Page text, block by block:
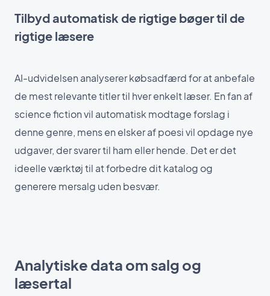
Tilbyd automatisk de rigtige bøger til de
rigtige læsere
AI-udvidelsen analyserer købsadfærd for at anbefale
de mest relevante titler til hver enkelt læser. En fan af
science fiction vil automatisk modtage forslag i
denne genre, mens en elsker af poesi vil opdage nye
udgaver, der svarer til ham eller hende. Det er det
ideelle værktøj til at forbedre dit katalog og
generere mersalg uden besvær.
Analytiske data om salg og
læsertal